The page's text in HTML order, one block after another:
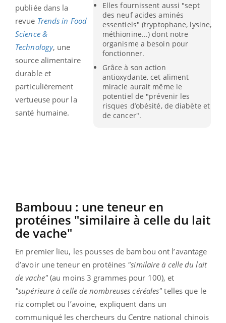
Elles fournissent aussi "sept
des neuf acides aminés
essentiels" (tryptophane, lysine,
méthionine...) dont notre
organisme a besoin pour
fonctionner.
Grâce à son action
antioxydante, cet aliment
miracle aurait même le
potentiel de "prévenir les
risques d’obésité, de diabète et
de cancer".
publiée dans la
revue Trends in Food
Science &
Technology, une
source alimentaire
durable et
particulièrement
vertueuse pour la
santé humaine.
Bambouu : une teneur en
protéines "similaire à celle du lait
de vache"
En premier lieu, les pousses de bambou ont l’avantage
d’avoir une teneur en protéines "similaire à celle du lait
de vache"(au moins 3 grammes pour 100), et
"supérieure à celle de nombreuses céréales" telles que le
riz complet ou l’avoine, expliquent dans un
communiqué les chercheurs du Centre national chinois